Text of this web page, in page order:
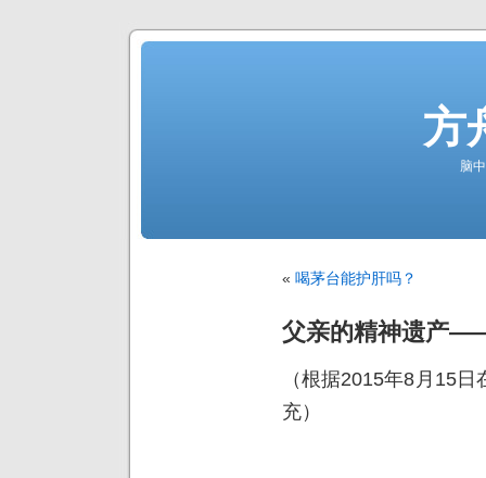
方
脑
« 喝茅台能护肝吗？
父亲的精神遗产
（根据2015年8月15
充）